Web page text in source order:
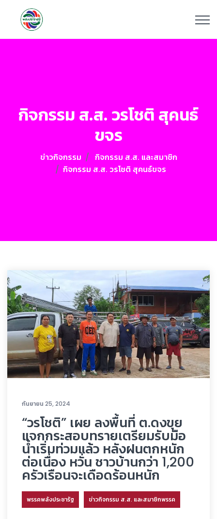
กิจกรรม ส.ส. วรโชติ สุคนธ์
ขจร
ข่าวกิจกรรม
กิจกรรม ส.ส. และสมาชิก
กิจกรรม ส.ส. วรโชติ สุคนธ์ขจร
กันยายน 25, 2024
“วรโชติ” เผย ลงพื้นที่ ต.ดงขุย
แจกกระสอบทรายเตรียมรับมือ
น้ำเริ่มท่วมแล้ว หลังฝนตกหนัก
ต่อเนื่อง หวั่น ชาวบ้านกว่า 1,200
ครัวเรือนจะเดือดร้อนหนัก
พรรคพลังประชารัฐ ข่าวกิจกรรม ส.ส. และสมาชิกพรรค